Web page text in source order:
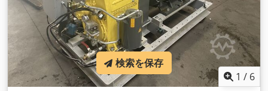
1 / 6
検索を保存